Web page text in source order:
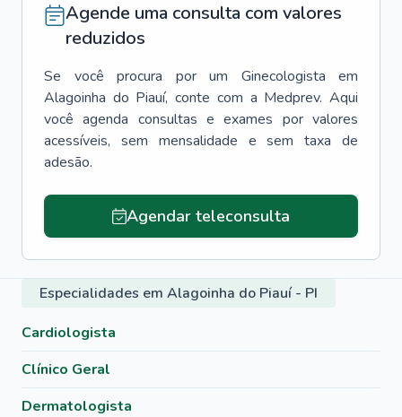
Agende uma consulta com valores
reduzidos
Se você procura por um Ginecologista
em
Alagoinha do Piauí, conte com a Medprev. Aqui
você agenda consultas e exames por valores
acessíveis, sem mensalidade e sem taxa de
adesão.
Agendar teleconsulta
Especialidades em Alagoinha do Piauí - PI
Cardiologista
Clínico Geral
Dermatologista